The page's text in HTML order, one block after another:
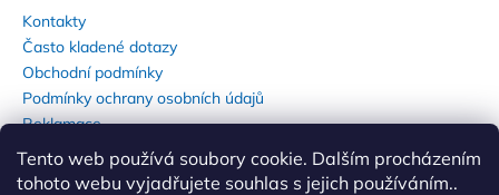
Tento web používá soubory cookie. Dalším procházením
tohoto webu vyjadřujete souhlas s jejich používáním..
Kontakty
Často kladené dotazy
Obchodní podmínky
Podmínky ochrany osobních údajů
Reklamace